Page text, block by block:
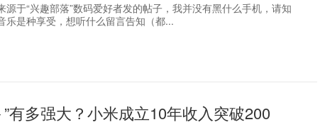
源于“兴趣部落”数码爱好者发的帖子，我并没有黑什么手机，请知
乐是种享受，想听什么留言告知（都...
”有多强大？小米成立10年收入突破200